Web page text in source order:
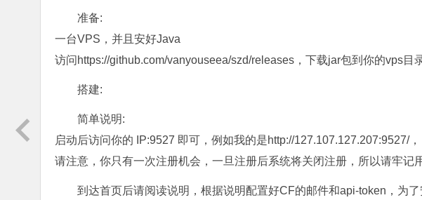
准备:
一台VPS，并且安好Java
访问https://github.com/vanyouseea/szd/releases，下载jar包到你的vps目
搭建:
简单说明:
启动后访问你的 IP:9527 即可，例如我的是http://127.107.127.207:9527/
请注意，你只有一次注册机会，一旦注册后系统将关闭注册，所以请牢记
到达首页后请阅读说明，根据说明配置好CF的邮件和api-token，为